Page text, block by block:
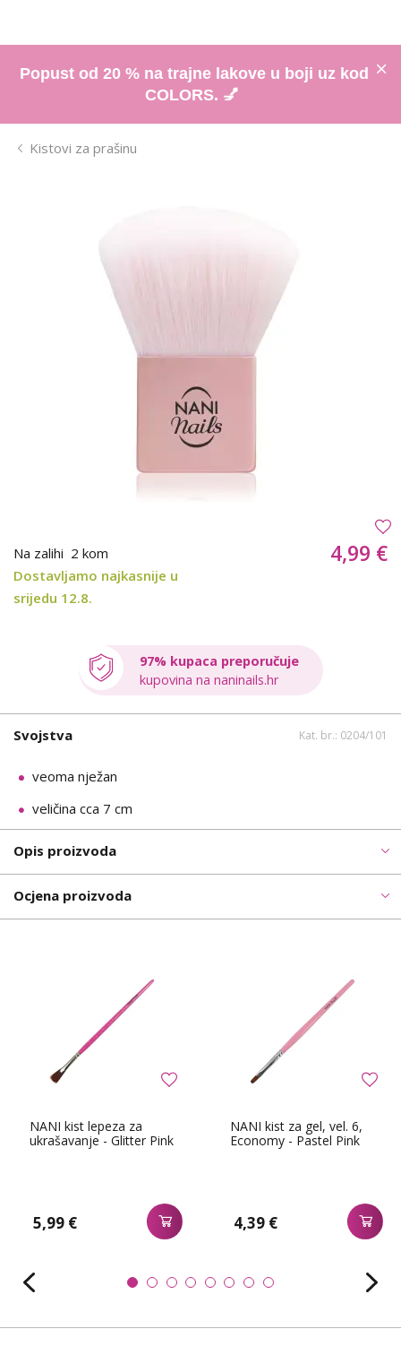
Popust od 20 % na trajne lakove u boji uz kod
COLORS. 💅
Kistovi za prašinu
Na zalihi 2 kom
Dostavljamo najkasnije u
srijedu 12.8.
4,99 €
97% kupaca preporučuje
kupovina na naninails.hr
Svojstva Kat. br.: 0204/101
veoma nježan
veličina cca 7 cm
Opis proizvoda
Ocjena proizvoda
NANI kist lepeza za
ukrašavanje - Glitter Pink
5,99 €
NANI kist za gel, vel. 6,
Economy - Pastel Pink
4,39 €